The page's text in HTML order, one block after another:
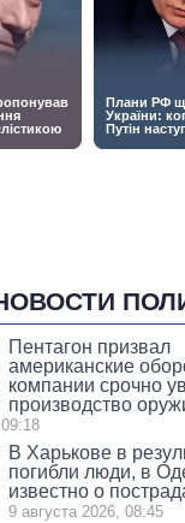
Пентагон призвал
американские
компании срочно
производство
В Харькове в
погибли люди, в
известно о
9 августа 2026, 08:45